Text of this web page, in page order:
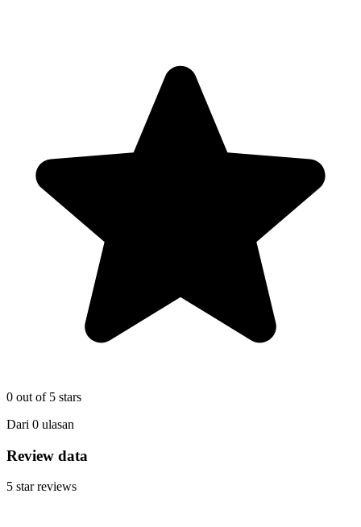
0 out of 5 stars
Dari 0 ulasan
Review data
5 star reviews